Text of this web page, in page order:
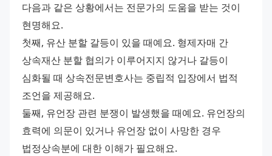
다음과 같은 상황에서는 전문가의 도움을 받는 것이
현명해요.
첫째, 유산 분할 갈등이 있을 때예요. 형제자매 간
상속재산 분할 협의가 이루어지지 않거나 갈등이
심화될 때 상속전문변호사는 중립적 입장에서 법적
조언을 제공해요.
둘째, 유언장 관련 분쟁이 발생했을 때예요. 유언장의
효력에 의문이 있거나 유언장 없이 사망한 경우
법정상속분에 대한 이해가 필요해요.